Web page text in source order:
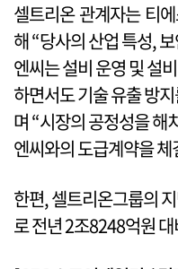
셀트리온 관계자는 티
해 “당사의 산업 특성,
엔씨는 설비 운영 및 설
하면서도 기술 유출 방
며 “시장의 공정성을 해
엔씨와의 도급계약을
한편, 셀트리온그룹의
로 전년 2조8248억원